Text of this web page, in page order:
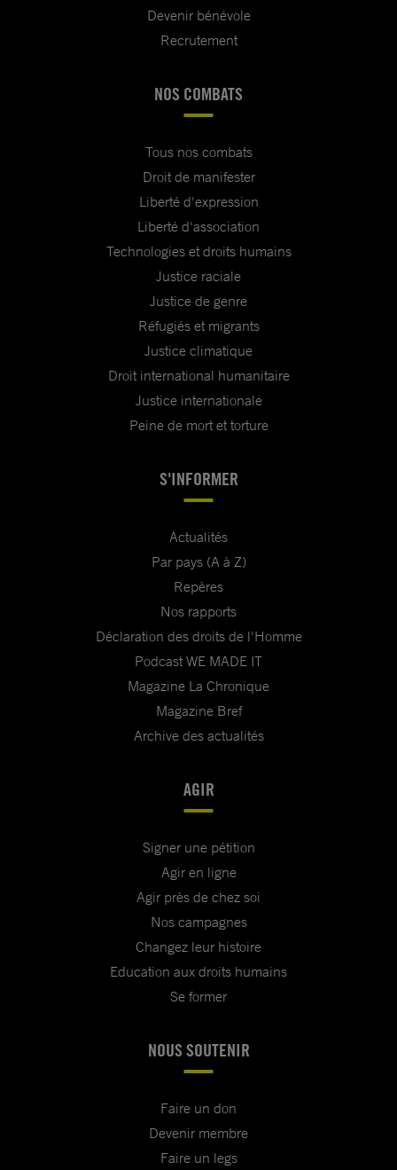
Devenir bénévole
Recrutement
NOS COMBATS
Tous nos combats
Droit de manifester
Liberté d'expression
Liberté d'association
Technologies et droits humains
Justice raciale
Justice de genre
Réfugiés et migrants
Justice climatique
Droit international humanitaire
Justice internationale
Peine de mort et torture
S'INFORMER
Actualités
Par pays (A à Z)
Repères
Nos rapports
Déclaration des droits de l'Homme
Podcast WE MADE IT
Magazine La Chronique
Magazine Bref
Archive des actualités
AGIR
Signer une pétition
Agir en ligne
Agir près de chez soi
Nos campagnes
Changez leur histoire
Education aux droits humains
Se former
NOUS SOUTENIR
Faire un don
Devenir membre
Faire un legs